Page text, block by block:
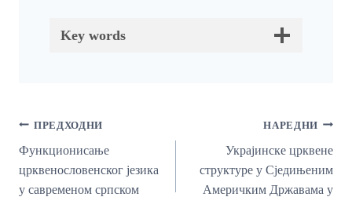
Key words
Кретање
ПРЕДХОДНИ
Функционисање
црквенословенског језика
у савременом српском
НАРЕДНИ
Украјинске црквене
структуре у Сједињеним
Америчким Државама у